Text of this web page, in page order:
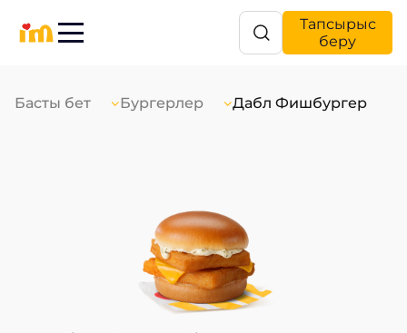
Тапсырыс
беру
Басты бет Бургерлер Дабл Фишбургер